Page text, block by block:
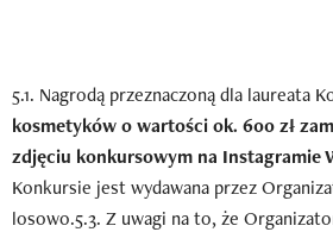
5.1. Nagrodą przeznaczoną dla laureata
kosmetyków o wartości ok. 600 zł
zdjęciu konkursowym na Instagramie
Konkursie jest wydawana przez
losowo.5.3. Z uwagi na to, że